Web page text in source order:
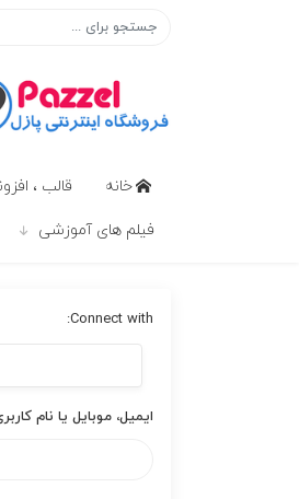
خانه قالب ،
فیلم های آموزشی
Connect with:
ایمیل، موبایل یا نام